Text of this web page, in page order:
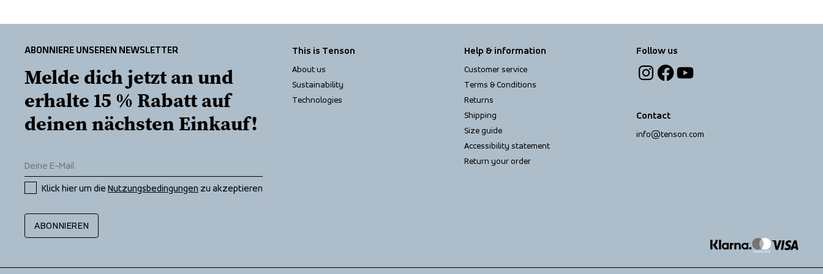
ABONNIERE UNSEREN NEWSLETTER
Melde dich jetzt an und
erhalte 15 % Rabatt auf
deinen nächsten Einkauf!
Klick hier um die Nutzungsbedingungen zu akzeptieren
ABONNIEREN
This is Tenson
About us
Sustainability
Technologies
Help & information
Customer service
Terms & Conditions
Returns
Shipping
Size guide
Accessibility statement
Return your order
Follow us
Contact
info@tenson.com